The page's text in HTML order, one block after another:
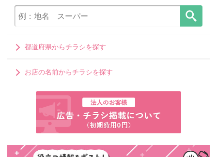
都道府県からチラシを探す
お店の名前からチラシを探す